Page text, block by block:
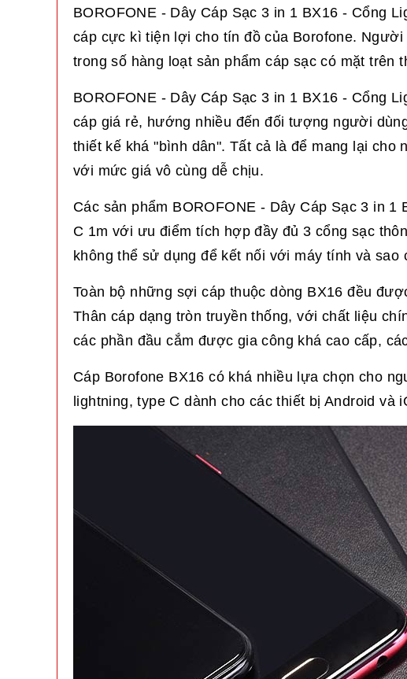
BOROFONE - Dây Cáp Sạc 3 in 1 BX16 - Cổng
cáp cực kì tiện lợi cho tín đồ của Borofone.
trong số hàng loạt sản phẩm cáp sạc có mặt trên
BOROFONE - Dây Cáp Sạc 3 in 1 BX16 - Cổng
cáp giá rẻ, hướng nhiều đến đối tượng người
thiết kế khá "bình dân". Tất cả là để mang lại
với mức giá vô cùng dễ chịu.
Các sản phẩm BOROFONE - Dây Cáp Sạc 3 in
C 1m với ưu điểm tích hợp đầy đủ 3 cổng sạc
không thể sử dụng để kết nối với máy tính và sao
Toàn bộ những sợi cáp thuộc dòng BX16 đều
Thân cáp dạng tròn truyền thống, với chất liệu
các phần đầu cắm được gia công khá cao cấp,
Cáp Borofone BX16 có khá nhiều lựa chọn cho
lightning, type C dành cho các thiết bị Android và